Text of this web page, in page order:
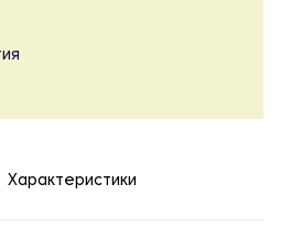
Характеристики